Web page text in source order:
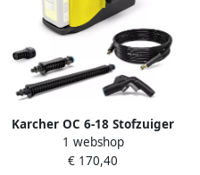
Karcher OC 6-18 Stofzuiger
1.328-500.0
1 webshop
€ 170,40